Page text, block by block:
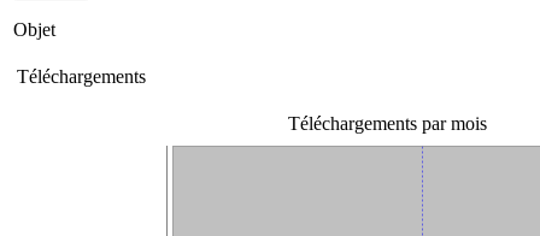
Objet
Téléchargements
Téléchargements par mois